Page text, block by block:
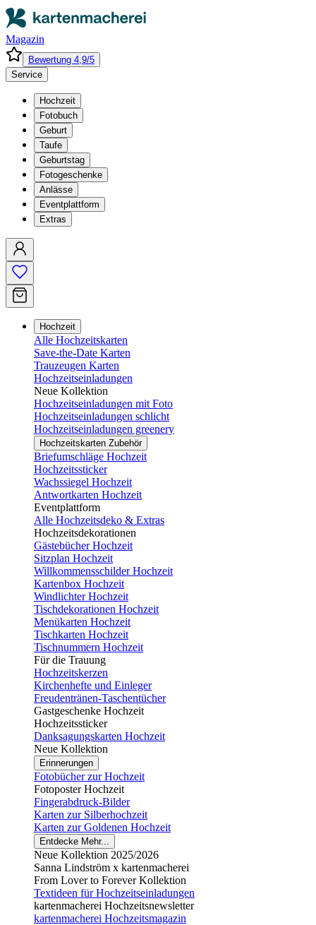
Magazin
Bewertung 4,9/5
Service
Hochzeit
Fotobuch
Geburt
Taufe
Geburtstag
Fotogeschenke
Anlässe
Eventplattform
Extras
Hochzeit
Alle Hochzeitskarten
Save-the-Date Karten
Trauzeugen Karten
Hochzeitseinladungen
Neue Kollektion
Hochzeitseinladungen mit Foto
Hochzeitseinladungen schlicht
Hochzeitseinladungen greenery
Hochzeitskarten Zubehör
Briefumschläge Hochzeit
Hochzeitssticker
Wachssiegel Hochzeit
Antwortkarten Hochzeit
Eventplattform
Alle Hochzeitsdeko & Extras
Hochzeitsdekorationen
Gästebücher Hochzeit
Sitzplan Hochzeit
Willkommensschilder Hochzeit
Kartenbox Hochzeit
Windlichter Hochzeit
Tischdekorationen Hochzeit
Menükarten Hochzeit
Tischkarten Hochzeit
Tischnummern Hochzeit
Für die Trauung
Hochzeitskerzen
Kirchenhefte und Einleger
Freudentränen-Taschentücher
Gastgeschenke Hochzeit
Hochzeitssticker
Danksagungskarten Hochzeit
Neue Kollektion
Erinnerungen
Fotobücher zur Hochzeit
Fotoposter Hochzeit
Fingerabdruck-Bilder
Karten zur Silberhochzeit
Karten zur Goldenen Hochzeit
Entdecke Mehr...
Neue Kollektion 2025/2026
Sanna Lindström x kartenmacherei
From Lover to Forever Kollektion
Textideen für Hochzeitseinladungen
kartenmacherei Hochzeitsnewsletter
kartenmacherei Hochzeitsmagazin